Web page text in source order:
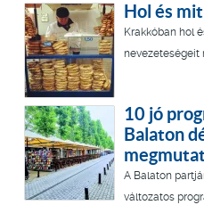
Hol és
Krakkóban hol
nevezeteségeit
10 jó
Balaton
A Balaton
változatos